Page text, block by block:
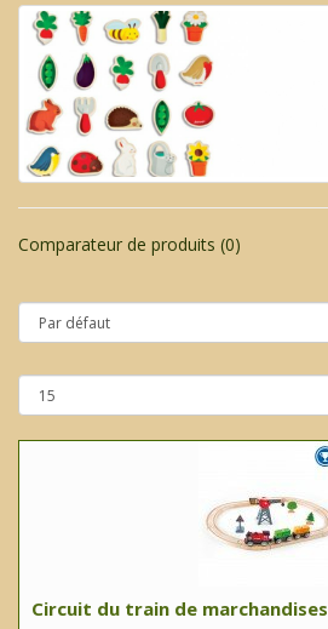
Comparateur de produits (0)
Circuit du train de marchandises